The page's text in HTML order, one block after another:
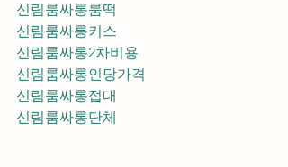
신림룸싸롱룸떡
신림룸싸롱키스
신림룸싸롱2차비용
신림룸싸롱인당가격
신림룸싸롱접대
신림룸싸롱단체